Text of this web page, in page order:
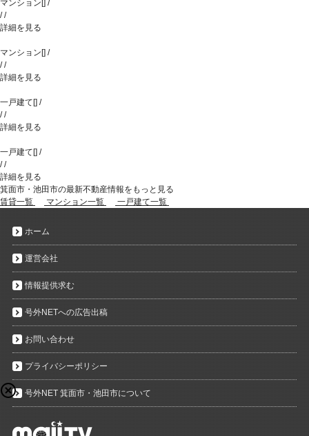
マンション [] /
//
詳細を見る
マンション [] /
//
詳細を見る
一戸建て [] /
//
詳細を見る
一戸建て [] /
//
詳細を見る
箕面市・池田市の最新不動産情報をもっと見る
賃貸一覧
マンション一覧 一戸建て一覧
ホーム
運営会社
情報提供求む
号外NETへの広告出稿
お問い合わせ
プライバシーポリシー
号外NET 箕面市・池田市について